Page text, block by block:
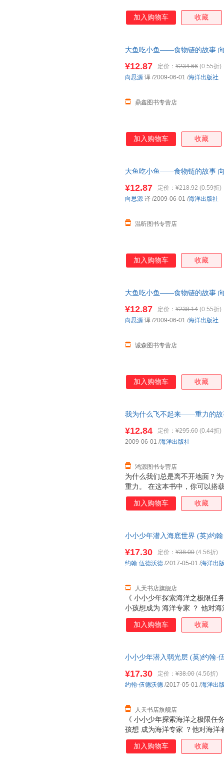
加入购物车 收藏
大鱼吃小鱼——食物链的故事
¥12.87 定价： ¥234.66 (0.55折)
鼎鑫图书专营店
向思源 译 /2009-06-01 /海洋出版社
加入购物车 收藏
大鱼吃小鱼——食物链的故事
¥12.87 定价： ¥218.92 (0.59折)
温昕图书专营店
向思源 译 /2009-06-01 /海洋出版社
加入购物车 收藏
大鱼吃小鱼——食物链的故事
¥12.87 定价： ¥238.14 (0.55折)
诚森图书专营店
向思源 译 /2009-06-01 /海洋出版社
加入购物车 收藏
我为什么飞不起来——重力的故
为什么我们总是离不开地面？
重力。 在这本书中，你可以搭
生活。
¥12.84 定价： ¥295.60 (0.44折)
鸿源图书专营店
2009-06-01 /海洋出版社
加入购物车 收藏
小小少年潜入海底世界 (英)约翰
《 小小少年探索海洋之极限任
小孩想成为 海洋专家 ？ 他对
海洋， 《 小小少年探索海洋之
子 海洋探索梦想 。 海洋探险
大西洋海岸,然后到南美,之后在
幅海底高清图片，时刻吸引孩
去哪里？是不是说了也糊涂？
¥17.30 定价： ¥38.00 (4.56折)
人天书店旗舰店
约翰·伍德沃德 /2017-05-01 /海洋出
加入购物车 收藏
小小少年潜入弱光层 (英)约翰·
《 小小少年探索海洋之极限任
孩想 成为海洋专家 ？他对海洋
洋， 《 小小少年探索海洋之极
海洋探索梦想 。 海洋探险家
¥17.30 定价： ¥38.00 (4.56折)
人天书店旗舰店
约翰·伍德沃德 /2017-05-01 /海洋出
加入购物车 收藏